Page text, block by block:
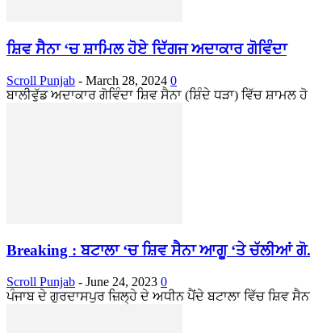
ਸ਼ਿਵ ਸੈਨਾ ‘ਚ ਸ਼ਾਮਿਲ ਹੋਏ ਦਿੱਗਜ ਅਦਾਕਾਰ ਗੋਵਿੰਦਾ
Scroll Punjab - March 28, 2024 0
ਬਾਲੀਵੁੱਡ ਅਦਾਕਾਰ ਗੋਵਿੰਦਾ ਸ਼ਿਵ ਸੈਨਾ (ਸ਼ਿੰਦੇ ਧੜਾ) ਵਿੱਚ
Breaking : ਬਟਾਲਾ ‘ਚ ਸ਼ਿਵ ਸੈਨਾ ਆਗੂ ‘ਤੇ ਚੱਲੀਆਂ
Scroll Punjab - June 24, 2023 0
ਪੰਜਾਬ ਦੇ ਗੁਰਦਾਸਪੁਰ ਜ਼ਿਲ੍ਹੇ ਦੇ ਅਧੀਨ ਪੈਂਦੇ ਬਟਾਲਾ ਵਿੱਚ ਸ਼ਿਵ